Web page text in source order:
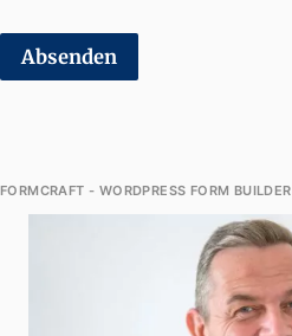
Absenden
FORMCRAFT - WORDPRESS FORM BUILDER